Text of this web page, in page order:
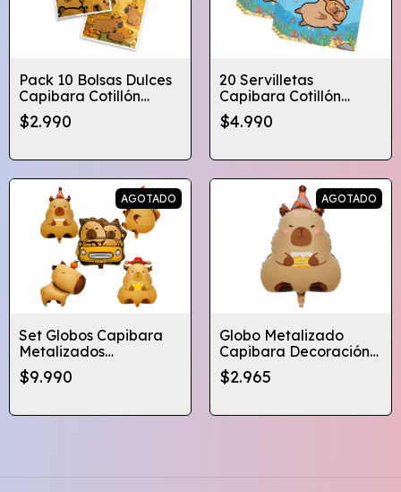
Pack 10 Bolsas Dulces
Capibara Cotillón
Cumpleaños
$2.990
20 Servilletas
Capibara Cotillón
Cumpleaños
Globifiesta
$4.990
AGOTADO
Set Globos Capibara
Metalizados
Decoracion
Cumpleaños
$9.990
AGOTADO
Globo Metalizado
Capibara Decoración
Cumpleaños
$2.965